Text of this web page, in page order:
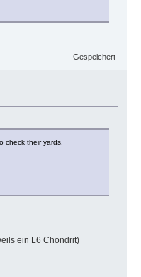
Gespeichert
check their yards.
ein L6 Chondrit)